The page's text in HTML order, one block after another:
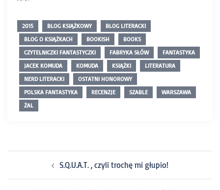
2015 BLOG KSIĄŻKOWY
BLOG LITERACKI
BLOG O KSIĄŻKACH
BOOKISH
BOOKS
CZYTELNICZKI FANTASTYCZKI
FABRYKA SŁÓW
FANTASTYKA
JACEK KOMUDA
KOMUDA KSIĄŻKI
LITERATURA
NERD LITERACKI
OSTATNI HONOROWY
POLSKA FANTASTYKA
RECENZJE SZABLE
WARSZAWA
ŻAL
S.Q.U.A.T. , czyli trochę mi głupio!